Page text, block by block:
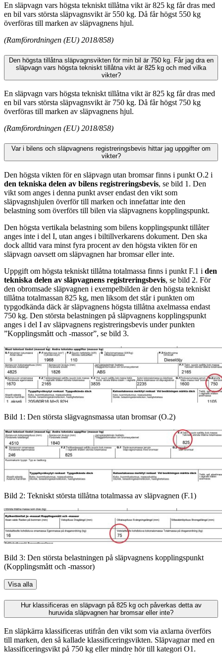
En släpvagn vars högsta tekniskt tillåtna vikt är 825 kg får dras med
en bil vars största släpvagnsvikt är 550 kg. Då får högst 550 kg
överföras till marken av släpvagnens hjul.
(Ramförordningen (EU) 2018/858)
Den högsta tillåtna släpvagnsvikten för min bil är 750 kg. Får jag dra en
släpvagn vars högsta tekniskt tillåtna vikt är 825 kg och med vilka
vikter?
En släpvagn vars högsta tekniskt tillåtna vikt är 825 kg får dras med
en bil vars största släpvagnsvikt är 750 kg. Då får högst 750 kg
överföras till marken av släpvagnens hjul.
(Ramförordningen (EU) 2018/858)
Var i bilens och släpvagnens registreringsbevis hittar jag uppgifter om
vikter?
Den högsta vikten för en släpvagn utan bromsar finns i punkt O.2 i
den tekniska delen av bilens registreringsbevis, se bild 1. Den
vikt som anges i denna punkt avser endast den vikt som
släpvagnshjulen överför till marken och innefattar inte den
belastning som överförs till bilen via släpvagnens kopplingspunkt.
Den högsta vertikala belastning som bilens kopplingspunkt tillåter
anges inte i del I, utan anges i biltillverkarens dokument. Den ska
dock alltid vara minst fyra procent av den högsta vikten för en
släpvagn oavsett om släpvagnen har bromsar eller inte.
Uppgift om högsta tekniskt tillåtna totalmassa finns i punkt F.1 i den
tekniska delen av släpvagnens registreringsbevis, se bild 2. För
den obromsade släpvagnen i exempelbilden är den högsta tekniskt
tillåtna totalmassan 825 kg, men liksom det står i punkten om
typgodkända däck är släpvagnens högsta tillåtna axelmassa endast
750 kg. Den största belastningen på släpvagnens kopplingspunkt
anges i del I av släpvagnens registreringsbevis under punkten
”Kopplingsmått och -massor”, se bild 3.
Bild 1: Den största slägvagnsmassa utan bromsar (O.2)
Bild 2: Tekniskt största tillåtna totalmassa av släpvagnen (F.1)
Bild 3: Den största belastningen på släpvagnens kopplingspunkt
(Kopplingsmått och -massor)
Visa alla
Hur klassificeras en släpvagn på 825 kg och påverkas detta av
huruvida släpvagnen har bromsar eller inte?
En släpkärra klassificeras utifrån den vikt som via axlarna överförs
till marken, den så kallade klassificeringsvikten. Släpvagnar med en
klassificeringsvikt på 750 kg eller mindre hör till kategori O1.